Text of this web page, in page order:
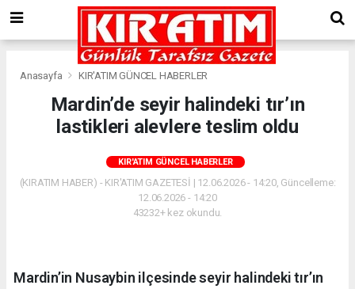
Anasayfa KIR'ATIM GÜNCEL HABERLER
Mardin’de seyir halindeki tır’ın
lastikleri alevlere teslim oldu
KIR'ATIM GÜNCEL HABERLER
(KIRATIM HABER) - KIR'ATIM GAZETESİ | 12.06.2026 - 14:20, Güncelleme:
12.06.2026 - 14:20
43232+ kez okundu.
Mardin’in Nusaybin ilçesinde seyir halindeki tır’ın